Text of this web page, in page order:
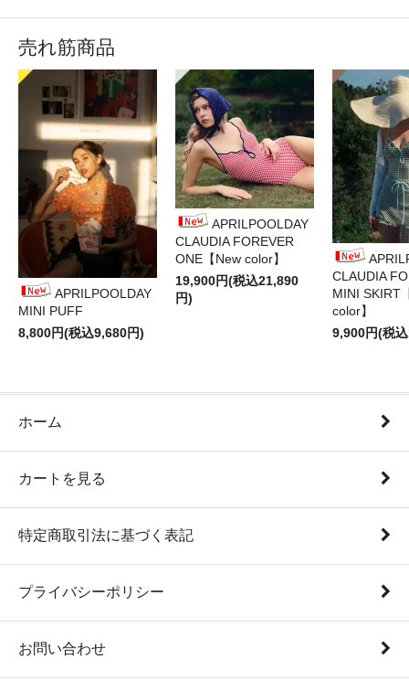
売れ筋商品
APRILPOOLDAY
MINI PUFF
8,800円(税込9,680円)
APRILPOOLDAY
CLAUDIA FOREVER
ONE【New color】
19,900円(税込21,890
円)
CLAUDIA
MINI SKIRT
color】
9,900円(税
ホーム
カートを見る
特定商取引法に基づく表記
プライバシーポリシー
お問い合わせ